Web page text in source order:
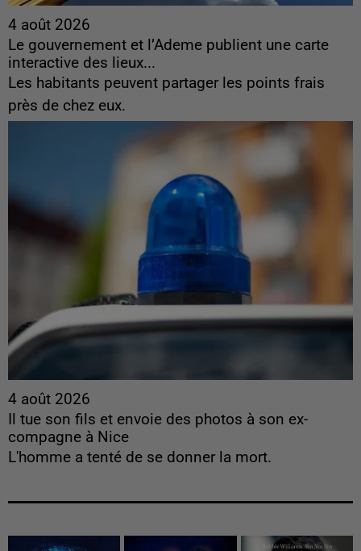
4 août 2026
Le gouvernement et l’Ademe publient une carte
interactive des lieux...
Les habitants peuvent partager les points frais
près de chez eux.
4 août 2026
Il tue son fils et envoie des photos à son ex-
compagne à Nice
L'homme a tenté de se donner la mort.